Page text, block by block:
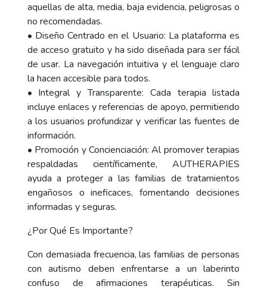
aquellas de alta, media, baja evidencia, peligrosas o
no recomendadas.
• Diseño Centrado en el Usuario: La plataforma es
de acceso gratuito y ha sido diseñada para ser fácil
de usar. La navegación intuitiva y el lenguaje claro
la hacen accesible para todos.
• Integral y Transparente: Cada terapia listada
incluye enlaces y referencias de apoyo, permitiendo
a los usuarios profundizar y verificar las fuentes de
información.
• Promoción y Concienciación: Al promover terapias
respaldadas científicamente, AUTHERAPIES
ayuda a proteger a las familias de tratamientos
engañosos o ineficaces, fomentando decisiones
informadas y seguras.
¿Por Qué Es Importante?
Con demasiada frecuencia, las familias de personas
con autismo deben enfrentarse a un laberinto
confuso de afirmaciones terapéuticas. Sin